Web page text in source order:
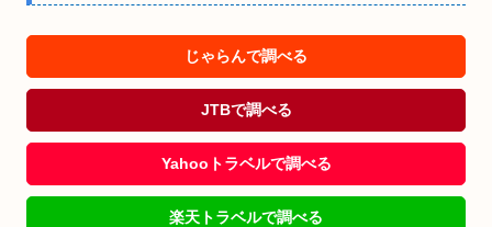
じゃらんで調べる
JTBで調べる
Yahooトラベルで調べる
楽天トラベルで調べる